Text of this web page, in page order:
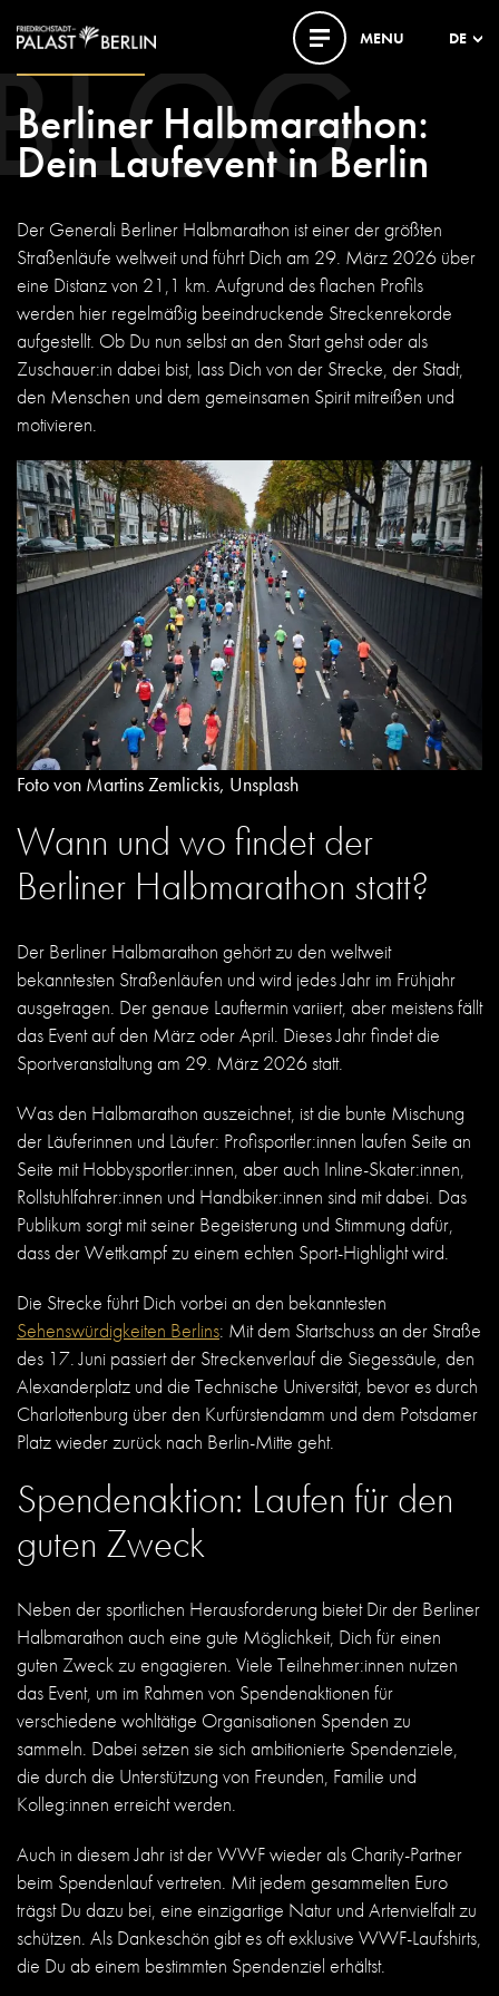
MENU DE
Berliner Halbmarathon:
Dein Laufevent in Berlin
Der Generali Berliner Halbmarathon ist einer der größten
Straßenläufe weltweit und führt Dich am 29. März 2026 über
eine Distanz von 21,1 km. Aufgrund des flachen Profils
werden hier regelmäßig beeindruckende Streckenrekorde
aufgestellt. Ob Du nun selbst an den Start gehst oder als
Zuschauer:in dabei bist, lass Dich von der Strecke, der Stadt,
den Menschen und dem gemeinsamen Spirit mitreißen und
motivieren.
Foto von Martins Zemlickis, Unsplash
Wann und wo findet der
Berliner Halbmarathon statt?
Der Berliner Halbmarathon gehört zu den weltweit
bekanntesten Straßenläufen und wird jedes Jahr im Frühjahr
ausgetragen. Der genaue Lauftermin variiert, aber meistens fällt
das Event auf den März oder April. Dieses Jahr findet die
Sportveranstaltung am 29. März 2026 statt.
Was den Halbmarathon auszeichnet, ist die bunte Mischung
der Läuferinnen und Läufer: Profisportler:innen laufen Seite an
Seite mit Hobbysportler:innen, aber auch Inline-Skater:innen,
Rollstuhlfahrer:innen und Handbiker:innen sind mit dabei. Das
Publikum sorgt mit seiner Begeisterung und Stimmung dafür,
dass der Wettkampf zu einem echten Sport-Highlight wird.
Die Strecke führt Dich vorbei an den bekanntesten
Sehenswürdigkeiten Berlins: Mit dem Startschuss an der Straße
des 17. Juni passiert der Streckenverlauf die Siegessäule, den
Alexanderplatz und die Technische Universität, bevor es durch
Charlottenburg über den Kurfürstendamm und dem Potsdamer
Platz wieder zurück nach Berlin-Mitte geht.
Spendenaktion: Laufen für den
guten Zweck
Neben der sportlichen Herausforderung bietet Dir der Berliner
Halbmarathon auch eine gute Möglichkeit, Dich für einen
guten Zweck zu engagieren. Viele Teilnehmer:innen nutzen
das Event, um im Rahmen von Spendenaktionen für
verschiedene wohltätige Organisationen Spenden zu
sammeln. Dabei setzen sie sich ambitionierte Spendenziele,
die durch die Unterstützung von Freunden, Familie und
Kolleg:innen erreicht werden.
Auch in diesem Jahr ist der WWF wieder als Charity-Partner
beim Spendenlauf vertreten. Mit jedem gesammelten Euro
trägst Du dazu bei, eine einzigartige Natur und Artenvielfalt zu
schützen. Als Dankeschön gibt es oft exklusive WWF-Laufshirts,
die Du ab einem bestimmten Spendenziel erhältst.